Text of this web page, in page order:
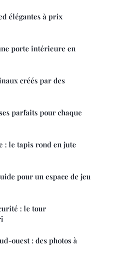
élégantes à prix
porte intérieure en
créés par des
parfaits pour chaque
: le tapis rond en jute
pour un espace de jeu
: le tour
ouest : des photos à